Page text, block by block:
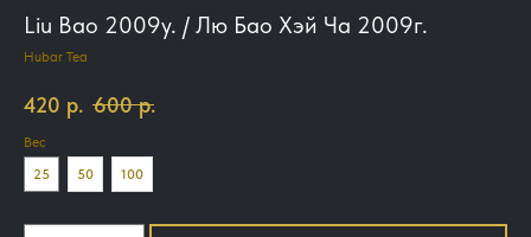
Liu Bao 2009у. / Лю Бао Хэй Ча 2009г.
Hubar Tea
420 р. 600 р.
Вес
25
50 100